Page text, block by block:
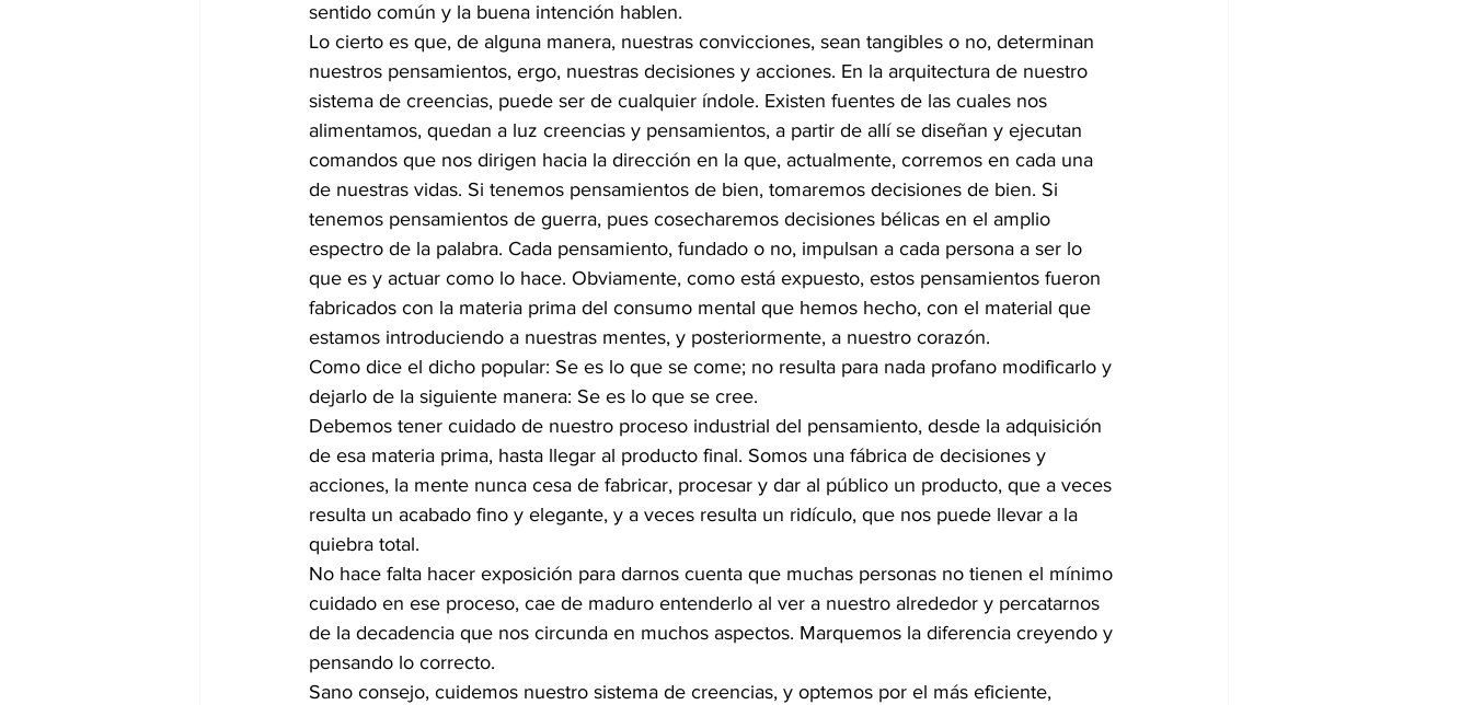
sentido común y la buena intención hablen.
Lo cierto es que, de alguna manera, nuestras convicciones, sean tangibles o no, determinan
nuestros pensamientos, ergo, nuestras decisiones y acciones. En la arquitectura de nuestro
sistema de creencias, puede ser de cualquier índole. Existen fuentes de las cuales nos
alimentamos, quedan a luz creencias y pensamientos, a partir de allí se diseñan y ejecutan
comandos que nos dirigen hacia la dirección en la que, actualmente, corremos en cada una
de nuestras vidas. Si tenemos pensamientos de bien, tomaremos decisiones de bien. Si
tenemos pensamientos de guerra, pues cosecharemos decisiones bélicas en el amplio
espectro de la palabra. Cada pensamiento, fundado o no, impulsan a cada persona a ser lo
que es y actuar como lo hace. Obviamente, como está expuesto, estos pensamientos fueron
fabricados con la materia prima del consumo mental que hemos hecho, con el material que
estamos introduciendo a nuestras mentes, y posteriormente, a nuestro corazón.
Como dice el dicho popular: Se es lo que se come; no resulta para nada profano modificarlo y
dejarlo de la siguiente manera: Se es lo que se cree.
Debemos tener cuidado de nuestro proceso industrial del pensamiento, desde la adquisición
de esa materia prima, hasta llegar al producto final. Somos una fábrica de decisiones y
acciones, la mente nunca cesa de fabricar, procesar y dar al público un producto, que a veces
resulta un acabado fino y elegante, y a veces resulta un ridículo, que nos puede llevar a la
quiebra total.
No hace falta hacer exposición para darnos cuenta que muchas personas no tienen el mínimo
cuidado en ese proceso, cae de maduro entenderlo al ver a nuestro alrededor y percatarnos
de la decadencia que nos circunda en muchos aspectos. Marquemos la diferencia creyendo y
pensando lo correcto.
Sano consejo, cuidemos nuestro sistema de creencias, y optemos por el más eficiente,